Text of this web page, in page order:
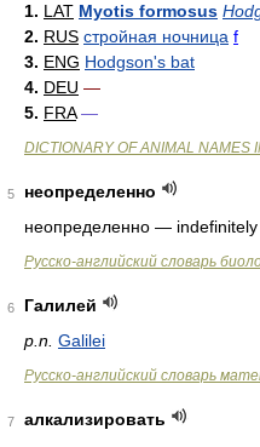
1. LAT Myotis formosus
2. RUS стройная ночница f
3. ENG Hodgson's bat
4. DEU —
5. FRA —
DICTIONARY OF ANIMAL NAMES
5
неопределенно
неопределенно — indefinitely
Русско-английский словарь
6
Галилей
p.n. Galilei
Русско-английский словарь
7
алкализировать